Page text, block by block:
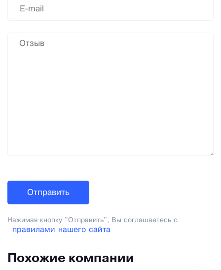
Нажимая кнопку "Отправить", Вы соглашаетесь с
правилами нашего сайта
Похожие компании